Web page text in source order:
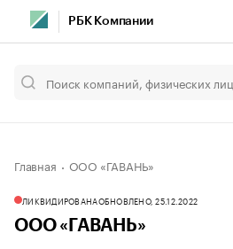
РБК Компании
Главная ООО «ГАВАНЬ»
ЛИКВИДИРОВАНАОБНОВЛЕНО, 25.12.2022
ООО «ГАВАНЬ»